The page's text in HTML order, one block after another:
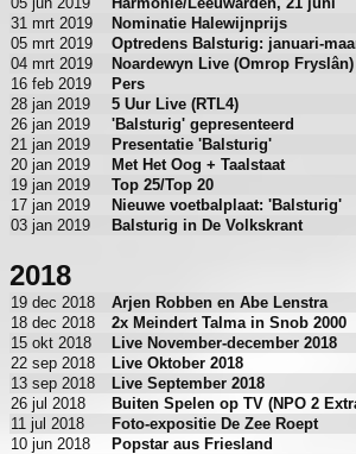
31 mrt 2019
Nominatie Halewijnprijs
05 mrt 2019
Optredens Balsturig: januari-
04 mrt 2019
Noardewyn Live (Omrop Fryslân)
16 feb 2019
Pers
28 jan 2019
5 Uur Live (RTL4)
26 jan 2019
'Balsturig' gepresenteerd
21 jan 2019
Presentatie 'Balsturig'
20 jan 2019
Met Het Oog + Taalstaat
19 jan 2019
Top 25/Top 20
17 jan 2019
Nieuwe voetbalplaat: 'Balsturig'
03 jan 2019
Balsturig in De Volkskrant
2018
19 dec 2018
Arjen Robben en Abe Lenstra
18 dec 2018
2x Meindert Talma in Snob 2000
15 okt 2018
Live November-december 2018
22 sep 2018
Live Oktober 2018
13 sep 2018
Live September 2018
26 jul 2018
Buiten Spelen op TV (NPO 2
11 jul 2018
Foto-expositie De Zee Roept
10 jun 2018
Popstar aus Friesland